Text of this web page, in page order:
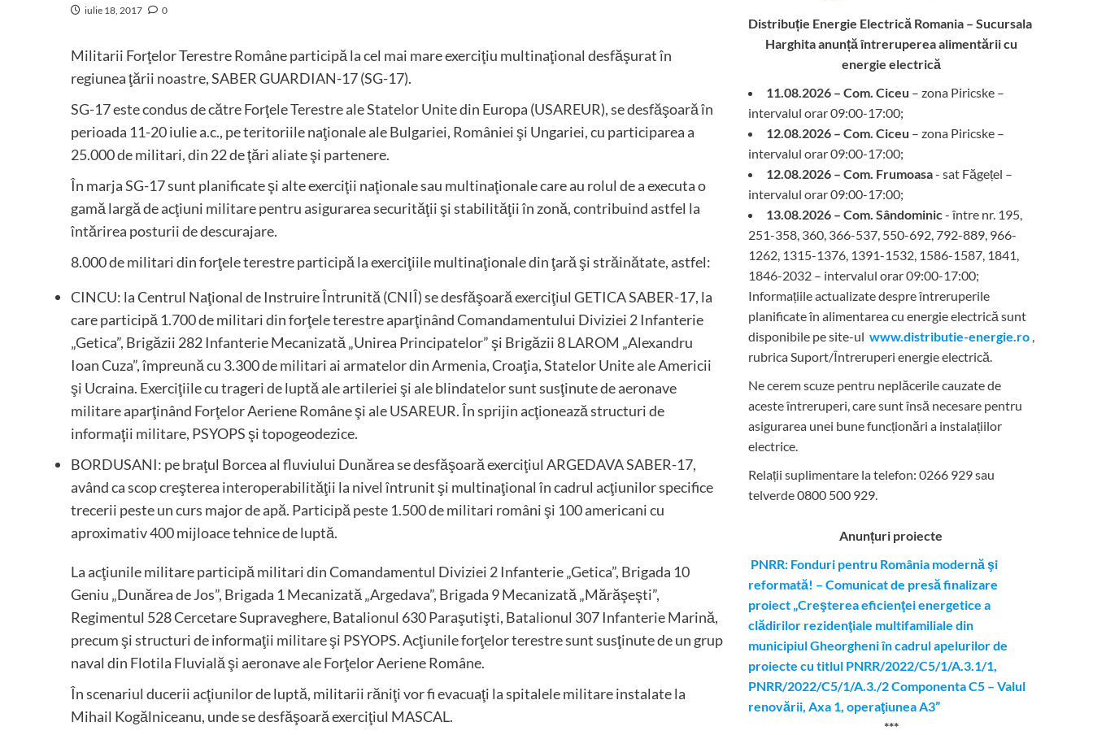
iulie 18, 2017 0
Militarii Forţelor Terestre Române participă la cel mai mare exerciţiu multinaţional desfăşurat în
regiunea ţării noastre, SABER GUARDIAN-17 (SG-17).
SG-17 este condus de către Forţele Terestre ale Statelor Unite din Europa (USAREUR), se desfăşoară în
perioada 11-20 iulie a.c., pe teritoriile naţionale ale Bulgariei, României şi Ungariei, cu participarea a
25.000 de militari, din 22 de ţări aliate şi partenere.
În marja SG-17 sunt planificate şi alte exerciţii naţionale sau multinaţionale care au rolul de a executa o
gamă largă de acţiuni militare pentru asigurarea securităţii şi stabilităţii în zonă, contribuind astfel la
întărirea posturii de descurajare.
8.000 de militari din forţele terestre participă la exerciţiile multinaţionale din ţară şi străinătate, astfel:
CINCU: la Centrul Naţional de Instruire Întrunită (CNIÎ) se desfăşoară exerciţiul GETICA SABER-17, la
care participă 1.700 de militari din forţele terestre aparţinând Comandamentului Diviziei 2 Infanterie
„Getica”, Brigăzii 282 Infanterie Mecanizată „Unirea Principatelor” şi Brigăzii 8 LAROM „Alexandru
Ioan Cuza”, împreună cu 3.300 de militari ai armatelor din Armenia, Croaţia, Statelor Unite ale Americii
şi Ucraina. Exerciţiile cu trageri de luptă ale artileriei şi ale blindatelor sunt susţinute de aeronave
militare aparţinând Forţelor Aeriene Române şi ale USAREUR. În sprijin acţionează structuri de
informaţii militare, PSYOPS şi topogeodezice.
BORDUSANI: pe braţul Borcea al fluviului Dunărea se desfăşoară exerciţiul ARGEDAVA SABER-17,
având ca scop creşterea interoperabilităţii la nivel întrunit şi multinaţional în cadrul acţiunilor specifice
trecerii peste un curs major de apă. Participă peste 1.500 de militari români şi 100 americani cu
aproximativ 400 mijloace tehnice de luptă.
La acţiunile militare participă militari din Comandamentul Diviziei 2 Infanterie „Getica”, Brigada 10
Geniu „Dunărea de Jos”, Brigada 1 Mecanizată „Argedava”, Brigada 9 Mecanizată „Mărăşeşti”,
Regimentul 528 Cercetare Supraveghere, Batalionul 630 Paraşutişti, Batalionul 307 Infanterie Marină,
precum şi structuri de informaţii militare şi PSYOPS. Acţiunile forţelor terestre sunt susţinute de un grup
naval din Flotila Fluvială şi aeronave ale Forţelor Aeriene Române.
În scenariul ducerii acţiunilor de luptă, militarii răniţi vor fi evacuaţi la spitalele militare instalate la
Mihail Kogălniceanu, unde se desfăşoară exerciţiul MASCAL.
Distribuție Energie Electrică Romania – Sucursala
Harghitaanunță întreruperea alimentării cu
energie electrică
11.08.2026 – Com. Ciceu – zona Piricske –
intervalul orar 09:00-17:00;
12.08.2026 – Com. Ciceu – zona Piricske –
intervalul orar 09:00-17:00;
12.08.2026 – Com. Frumoasa- sat Făgețel –
intervalul orar 09:00-17:00;
13.08.2026 – Com. Sândominic- între nr. 195,
251-358, 360, 366-537, 550-692, 792-889, 966-
1262, 1315-1376, 1391-1532, 1586-1587, 1841,
1846-2032 – intervalul orar 09:00-17:00;
Informațiile actualizate despre întreruperile
planificate în alimentarea cu energie electrică sunt
disponibile pe site-ul www.distributie-energie.ro ,
rubrica Suport/Întreruperi energie electrică.
Ne cerem scuze pentru neplăcerile cauzate de
aceste întreruperi, care sunt însă necesare pentru
asigurarea unei bune funcționări a instalațiilor
electrice.
Relații suplimentare la telefon: 0266 929 sau
telverde 0800 500 929.
Anunțuri proiecte
PNRR: Fonduri pentru România modernă şi
reformată! – Comunicat de presă finalizare
proiect „Creşterea eficienţei energetice a
clădirilor rezidenţiale multifamiliale din
municipiul Gheorgheni în cadrul apelurilor de
proiecte cu titlul PNRR/2022/C5/1/A.3.1/1,
PNRR/2022/C5/1/A.3./2 Componenta C5 – Valul
renovării, Axa 1, operaţiunea A3”
***